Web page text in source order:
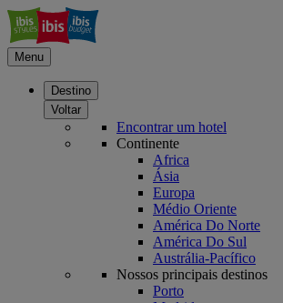
Menu
Destino
Voltar
Encontrar um hotel
Continente
Africa
Ásia
Europa
Médio Oriente
América Do Norte
América Do Sul
Austrália-Pacífico
Nossos principais destinos
Porto